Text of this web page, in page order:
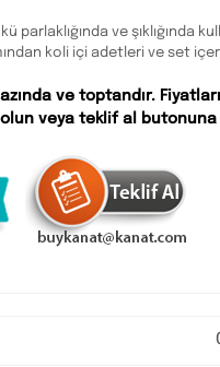
parlaklığında ve şıklığında
koli içi adetleri ve set
ve toptandır.
veya teklif al butonuna